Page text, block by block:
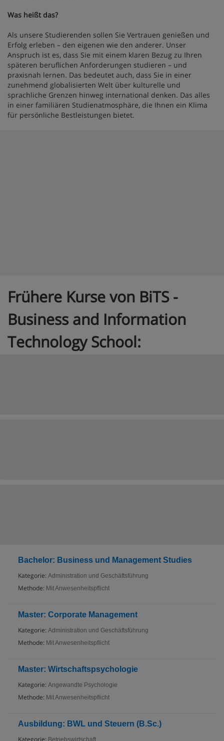
Was heißt das?
Als unsere Studierenden sollen Sie Vertrauen genießen und
Erfolg erleben – den eigenen wie den anderer. Unser
Anspruch ist es, dass Sie mit einem klaren Bezug zu Ihren
späteren beruflichen Anforderungen studieren – und
praxisnah lernen. Das bedeutet auch, dass Sie in einer
zunehmend globalisierten Welt über kulturelle und
sprachliche Grenzen hinweg international denken. Das alles
in einer familiären Studienatmosphäre, die Ihnen ein Klima
für persönliche Bestleistungen bietet.
Frühere Kurse von BiTS -
Business and Information
Technology School:
Bachelor: Business und Management Studies
Kategorie: Administration und Geschäftsführung
Methode: Mit Anwesenheitspflicht
Master: Corporate Management
Kategorie: Administration und Geschäftsführung
Methode: Mit Anwesenheitspflicht
Master: Wirtschaftspsychologie
Kategorie: Angewandte Psychologie
Methode: Mit Anwesenheitspflicht
Ausbildung: BWL und Steuern (B.Sc.)
Kategorie: Betriebswirtschaft